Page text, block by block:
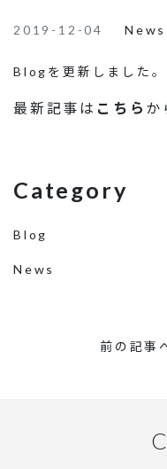
2019-12-04 News
Blogを更新しました。
最新記事は こちら か
Category
Blog
News
前の記事